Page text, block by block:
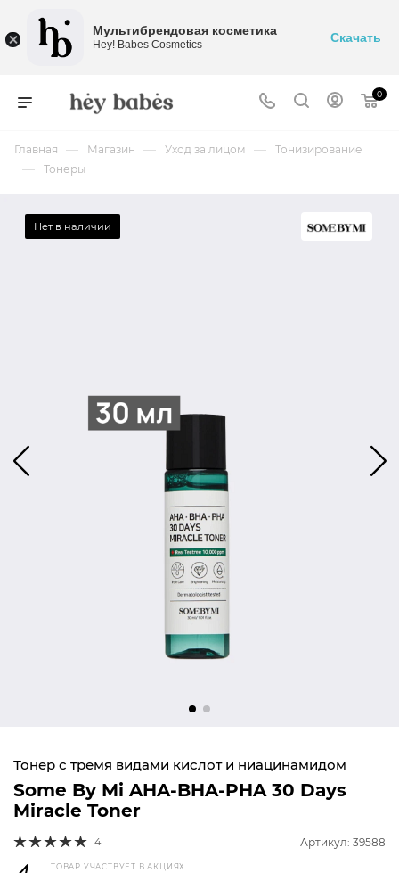
0
Главная — Магазин — Уход за лицом — Тонизирование
— Тонеры
Нет в наличии
Тонер с тремя видами кислот и ниацинамидом
Some By Mi AHA-BHA-PHA 30 Days
Miracle Toner
4 Артикул: 39588
ТОВАР УЧАСТВУЕТ В АКЦИЯХ
Мультибрендовая косметика
Hey! Babes Cosmetics Скачать